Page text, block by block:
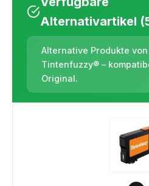
Alternativartikel
Alternative Produkte von
Tintenfuzzy® –
Original.